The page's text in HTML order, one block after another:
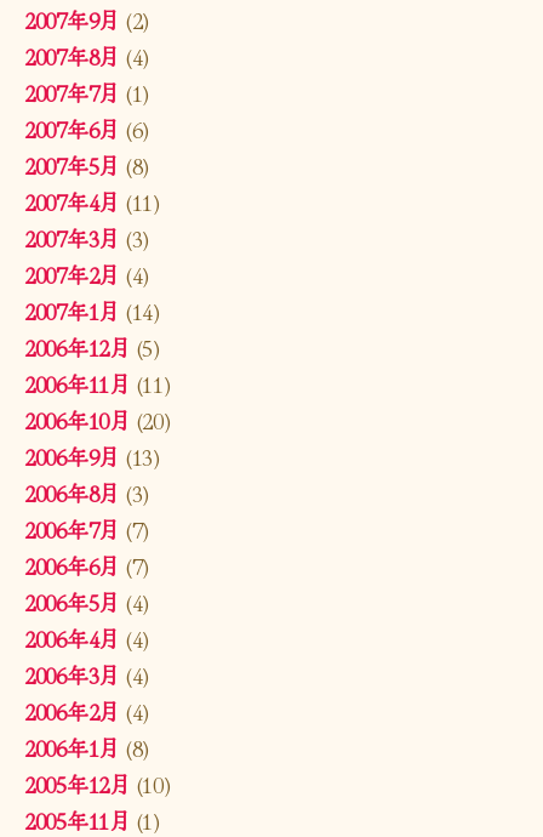
2007年9月 (2)
2007年8月 (4)
2007年7月 (1)
2007年6月 (6)
2007年5月 (8)
2007年4月 (11)
2007年3月 (3)
2007年2月 (4)
2007年1月 (14)
2006年12月 (5)
2006年11月 (11)
2006年10月 (20)
2006年9月 (13)
2006年8月 (3)
2006年7月 (7)
2006年6月 (7)
2006年5月 (4)
2006年4月 (4)
2006年3月 (4)
2006年2月 (4)
2006年1月 (8)
2005年12月 (10)
2005年11月 (1)